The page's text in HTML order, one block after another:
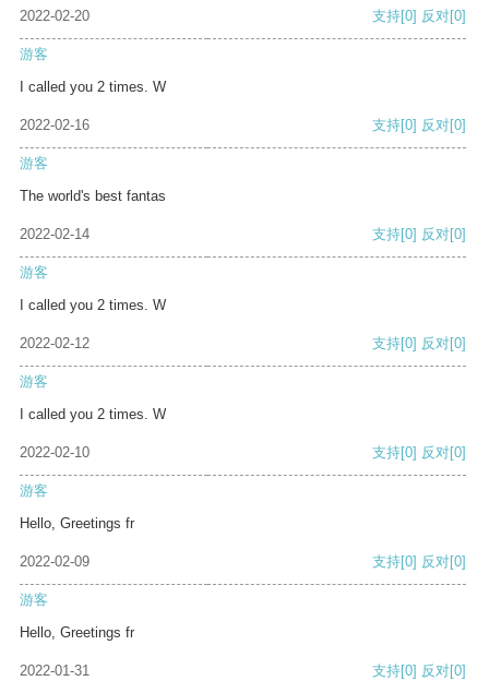
2022-02-20 支持[0] 反对[0]
游客
I called you 2 times. W
2022-02-16 支持[0] 反对[0]
游客
The world's best fantas
2022-02-14 支持[0] 反对[0]
游客
I called you 2 times. W
2022-02-12 支持[0] 反对[0]
游客
I called you 2 times. W
2022-02-10 支持[0] 反对[0]
游客
Hello, Greetings fr
2022-02-09 支持[0] 反对[0]
游客
Hello, Greetings fr
2022-01-31 支持[0] 反对[0]